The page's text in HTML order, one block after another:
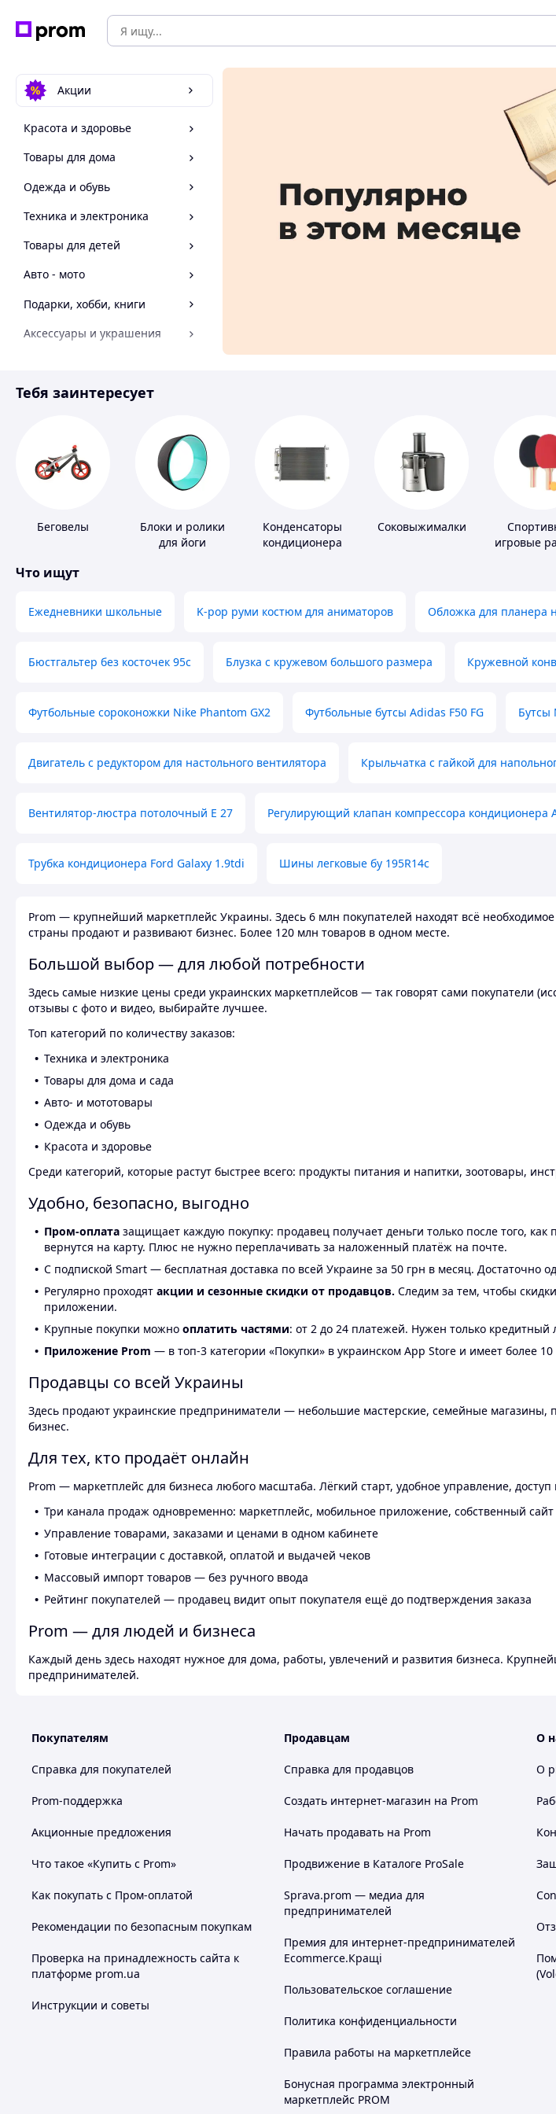
Акции
Красота и здоровье
Товары для дома
Одежда и обувь
Техника и электроника
Товары для детей
Авто - мото
Подарки, хобби, книги
Аксессуары и украшения
Спорт и отдых
Тебя заинтересует
Беговелы
Блоки и ролики
для йоги
Конденсаторы
кондиционера
Соковыжималки
игровые
Что ищут
Ежедневники школьные K-pop руми костюм для аниматоров Обложка для планера
Бюстгальтер без косточек 95с Блузка с кружевом большого размера Кружевной
Футбольные сороконожки Nike Phantom GX2 Футбольные бутсы Adidas F50 FG Бутсы
Двигатель с редуктором для настольного вентилятора Крыльчатка с гайкой для
Вентилятор-люстра потолочный E 27 Регулирующий клапан компрессора кондиционера
Трубка кондиционера Ford Galaxy 1.9tdi Шины легковые бу 195R14c
Prom — крупнейший маркетплейс Украины. Здесь 6 млн покупателей находят всё
страны продают и развивают бизнес. Более 120 млн товаров в одном месте.
Большой выбор — для любой потребности
Здесь самые низкие цены среди украинских маркетплейсов — так говорят сами покупатели
отзывы с фото и видео, выбирайте лучшее.
Топ категорий по количеству заказов:
Техника и электроника
Товары для дома и сада
Авто- и мототовары
Одежда и обувь
Красота и здоровье
Среди категорий, которые растут быстрее всего: продукты питания и напитки, зоотовары,
Удобно, безопасно, выгодно
Пром-оплата защищает каждую покупку: продавец получает деньги только после того,
вернутся на карту. Плюс не нужно переплачивать за наложенный платёж на почте.
С подпиской Smart — бесплатная доставка по всей Украине за 50 грн в месяц. Достаточно
Регулярно проходят акции и сезонные скидки от продавцов. Следим за тем, чтобы
приложении.
Крупные покупки можно оплатить частями: от 2 до 24 платежей. Нужен только кредитный
Приложение Prom — в топ-3 категории «Покупки» в украинском App Store и имеет более
Продавцы со всей Украины
Здесь продают украинские предприниматели — небольшие мастерские, семейные
бизнес.
Для тех, кто продаёт онлайн
Prom — маркетплейс для бизнеса любого масштаба. Лёгкий старт, удобное управление,
Три канала продаж одновременно: маркетплейс, мобильное приложение, собственный сайт
Управление товарами, заказами и ценами в одном кабинете
Готовые интеграции с доставкой, оплатой и выдачей чеков
Массовый импорт товаров — без ручного ввода
Рейтинг покупателей — продавец видит опыт покупателя ещё до подтверждения заказа
Prom — для людей и бизнеса
Каждый день здесь находят нужное для дома, работы, увлечений и развития бизнеса.
предпринимателей.
Покупателям
Справка для покупателей
Prom-поддержка
Акционные предложения
Что такое «Купить с Prom»
Как покупать с Пром-оплатой
Рекомендации по безопасным покупкам
Проверка на принадлежность сайта к
платформе prom.ua
Инструкции и советы
Продавцам
Справка для продавцов
Создать интернет-магазин на Prom
Начать продавать на Prom
Продвижение в Каталоге ProSale
Sprava.prom — медиа для
предпринимателей
Премия для интернет-предпринимателей
Ecommerce.Кращі
Пользовательское соглашение
Политика конфиденциальности
Правила работы на маркетплейсе
Бонусная программа электронный
маркетплейс PROM
О
О